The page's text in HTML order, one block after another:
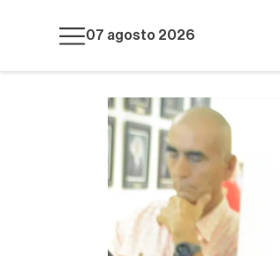
07 agosto 2026